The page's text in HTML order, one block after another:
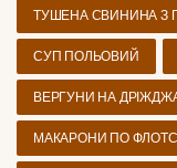
ТУШЕНА СВИНИНА З
СУП ПОЛЬОВИЙ
ВЕРГУНИ НА
МАКАРОНИ ПО